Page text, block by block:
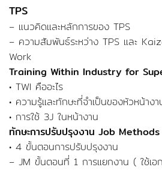
TPS
– แนวคิดและหลักการของ TPS
– ความสัมพันธ์ระหว่าง TPS และ
Work
Training Within Industry for
• TWI คืออะไร
• ความรู้และทักษะที่จำเป็นของหัวหน้างา
• การใช้ 3J ในหน้างาน
ทักษะการปรับปรุงงาน Job Methods
• 4 ขั้นตอนการปรับปรุงงาน
– JM ขั้นตอนที่ 1 การแยกงาน ( ใช้เอ